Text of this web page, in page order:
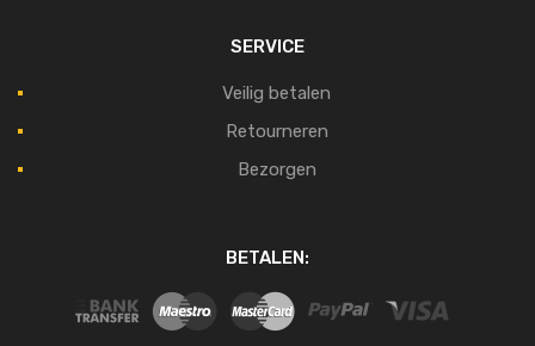
SERVICE
Veilig betalen
Retourneren
Bezorgen
BETALEN: